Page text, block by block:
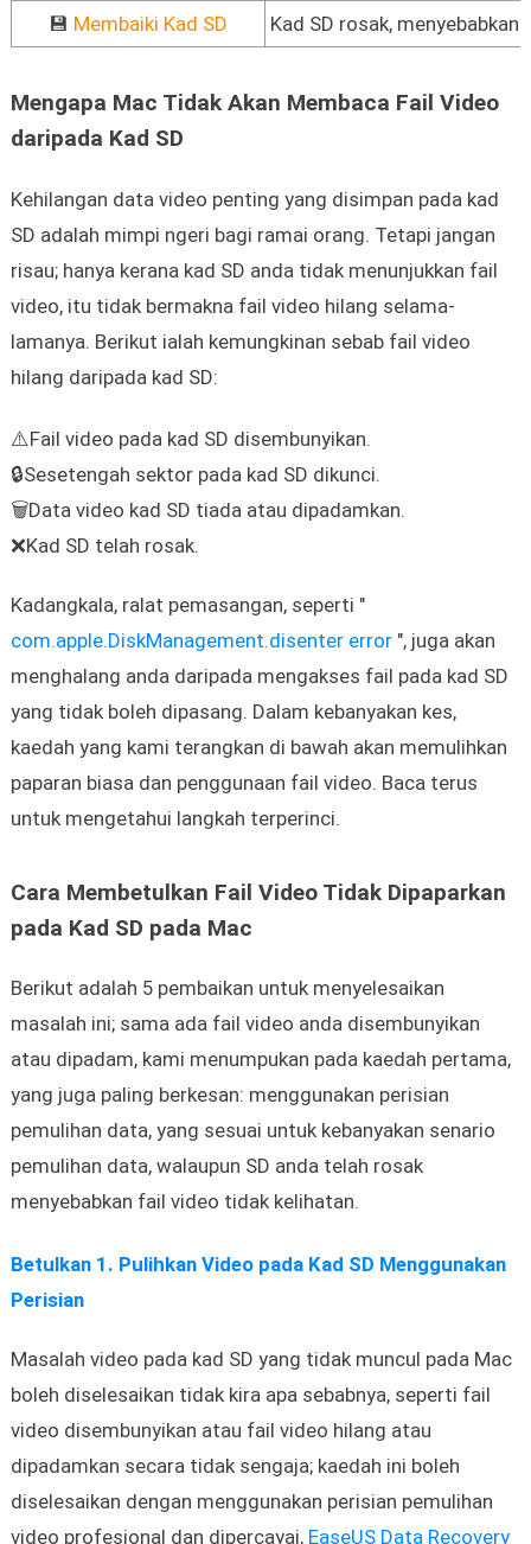
💾 Membaiki Kad SD Kad SD rosak,
Mengapa Mac Tidak Akan Membaca Fail Video
daripada Kad SD
Kehilangan data video penting yang disimpan pada kad
SD adalah mimpi ngeri bagi ramai orang. Tetapi jangan
risau; hanya kerana kad SD anda tidak menunjukkan fail
video, itu tidak bermakna fail video hilang selama-
lamanya. Berikut ialah kemungkinan sebab fail video
hilang daripada kad SD:
⚠️Fail video pada kad SD disembunyikan.
🔒Sesetengah sektor pada kad SD dikunci.
🗑️Data video kad SD tiada atau dipadamkan.
❌Kad SD telah rosak.
Kadangkala, ralat pemasangan, seperti "
com.apple.DiskManagement.disenter error", juga akan
menghalang anda daripada mengakses fail pada kad SD
yang tidak boleh dipasang. Dalam kebanyakan kes,
kaedah yang kami terangkan di bawah akan memulihkan
paparan biasa dan penggunaan fail video. Baca terus
untuk mengetahui langkah terperinci.
Cara Membetulkan Fail Video Tidak Dipaparkan
pada Kad SD pada Mac
Berikut adalah 5 pembaikan untuk menyelesaikan
masalah ini; sama ada fail video anda disembunyikan
atau dipadam, kami menumpukan pada kaedah pertama,
yang juga paling berkesan: menggunakan perisian
pemulihan data, yang sesuai untuk kebanyakan senario
pemulihan data, walaupun SD anda telah rosak
menyebabkan fail video tidak kelihatan.
Betulkan 1. Pulihkan Video pada Kad SD Menggunakan
Perisian
Masalah video pada kad SD yang tidak muncul pada Mac
boleh diselesaikan tidak kira apa sebabnya, seperti fail
video disembunyikan atau fail video hilang atau
dipadamkan secara tidak sengaja; kaedah ini boleh
diselesaikan dengan menggunakan perisian pemulihan
video profesional dan dipercayai, EaseUS Data Recovery